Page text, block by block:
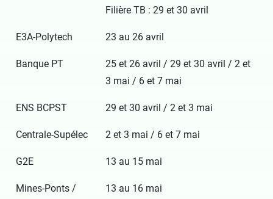
Filière TB : 29 et 30 avril
E3A-Polytech 23 au 26 avril
Banque PT
25 et 26 avril / 29 et 30 avril / 2 et
3 mai / 6 et 7 mai
ENS BCPST 29 et 30 avril / 2 et 3 mai
Centrale-Supélec 2 et 3 mai / 6 et 7 mai
G2E 13 au 15 mai
Mines-Ponts /
13 au 16 mai